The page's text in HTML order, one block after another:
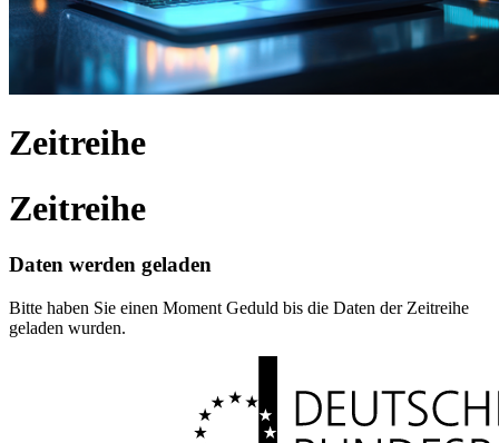
Zeitreihe
Zeitreihe
Daten werden geladen
Bitte haben Sie einen Moment Geduld bis die Daten der Zeitreihe
geladen wurden.